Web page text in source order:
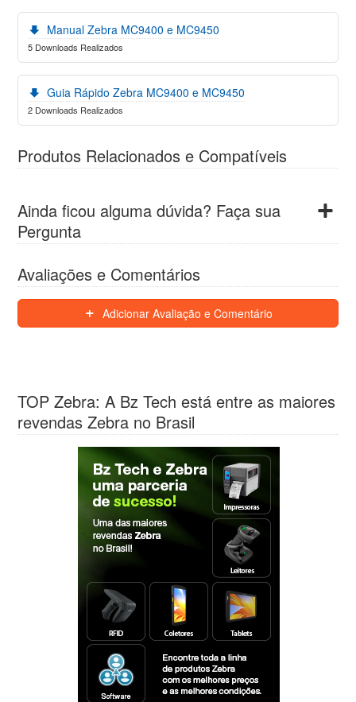
Manual Zebra MC9400 e MC9450
5 Downloads Realizados
Guia Rápido Zebra MC9400 e MC9450
2 Downloads Realizados
Produtos Relacionados e Compatíveis
Ainda ficou alguma dúvida? Faça sua
Pergunta
Avaliações e Comentários
Adicionar Avaliação e Comentário
TOP Zebra: A Bz Tech está entre as maiores
revendas Zebra no Brasil